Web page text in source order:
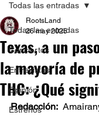
Todas las entradas
Conciertos
Entrevistas
Opinión
Estrenos
Todas las entradas
Texas, a un
la mayoría de
THC: ¿Qué
RootsLand
26 may 2025
Redacción: